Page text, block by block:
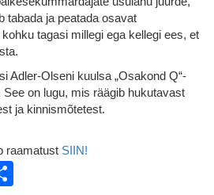
tabada ja peatada osavat
tagasi millegi ega kellegi ees, et
Adler-Olseni kuulsa „Osakond Q“-
on lugu, mis räägib hukutavast
ja kinnismõtetest.
raamatust SIIN!